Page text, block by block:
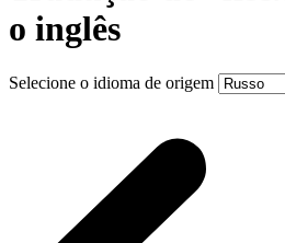
o inglês
Selecione o idioma de origem